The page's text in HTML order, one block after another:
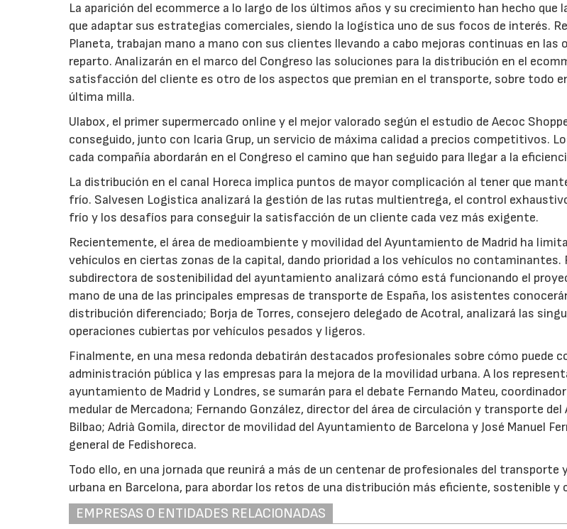
La aparición del ecommerce a lo largo de los últimos años y su crecimiento han hecho que
que adaptar sus estrategias comerciales, siendo la logística uno de sus focos de interés.
Planeta, trabajan mano a mano con sus clientes llevando a cabo mejoras continuas en las
reparto. Analizarán en el marco del Congreso las soluciones para la distribución en el
satisfacción del cliente es otro de los aspectos que premian en el transporte, sobre todo
última milla.
Ulabox, el primer supermercado online y el mejor valorado según el estudio de Aecoc
conseguido, junto con Icaria Grup, un servicio de máxima calidad a precios competitivos.
cada compañía abordarán en el Congreso el camino que han seguido para llegar a la
La distribución en el canal Horeca implica puntos de mayor complicación al tener que
frío. Salvesen Logistica analizará la gestión de las rutas multientrega, el control
frío y los desafíos para conseguir la satisfacción de un cliente cada vez más exigente.
Recientemente, el área de medioambiente y movilidad del Ayuntamiento de Madrid ha
vehículos en ciertas zonas de la capital, dando prioridad a los vehículos no contaminantes.
subdirectora de sostenibilidad del ayuntamiento analizará cómo está funcionando el
mano de una de las principales empresas de transporte de España, los asistentes
distribución diferenciado; Borja de Torres, consejero delegado de Acotral, analizará las
operaciones cubiertas por vehículos pesados y ligeros.
Finalmente, en una mesa redonda debatirán destacados profesionales sobre cómo puede
administración pública y las empresas para la mejora de la movilidad urbana. A los
ayuntamiento de Madrid y Londres, se sumarán para el debate Fernando Mateu,
medular de Mercadona; Fernando González, director del área de circulación y transporte
Bilbao; Adrià Gomila, director de movilidad del Ayuntamiento de Barcelona y José Manuel
general de Fedishoreca.
Todo ello, en una jornada que reunirá a más de un centenar de profesionales del transporte
urbana en Barcelona, para abordar los retos de una distribución más eficiente, sostenible y
EMPRESAS O ENTIDADES RELACIONADAS